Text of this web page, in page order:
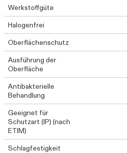
Werkstoffgüte
Halogenfrei
Oberflächenschutz
Ausführung der
Oberfläche
Antibakterielle
Behandlung
Geeignet für
Schutzart (IP) (nach
ETIM)
Schlagfestigkeit